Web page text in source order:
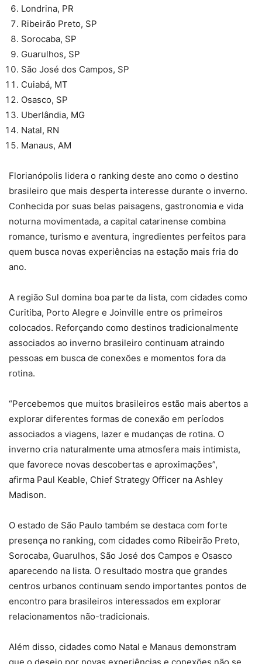
Londrina, PR
Ribeirão Preto, SP
Sorocaba, SP
Guarulhos, SP
São José dos Campos, SP
Cuiabá, MT
Osasco, SP
Uberlândia, MG
Natal, RN
Manaus, AM
Florianópolis lidera o ranking deste ano como o destino
brasileiro que mais desperta interesse durante o inverno.
Conhecida por suas belas paisagens, gastronomia e vida
noturna movimentada, a capital catarinense combina
romance, turismo e aventura, ingredientes perfeitos para
quem busca novas experiências na estação mais fria do
ano.
A região Sul domina boa parte da lista, com cidades como
Curitiba, Porto Alegre e Joinville entre os primeiros
colocados. Reforçando como destinos tradicionalmente
associados ao inverno brasileiro continuam atraindo
pessoas em busca de conexões e momentos fora da
rotina.
“Percebemos que muitos brasileiros estão mais abertos a
explorar diferentes formas de conexão em períodos
associados a viagens, lazer e mudanças de rotina. O
inverno cria naturalmente uma atmosfera mais intimista,
que favorece novas descobertas e aproximações”,
afirma Paul Keable, Chief Strategy Officer na Ashley
Madison.
O estado de São Paulo também se destaca com forte
presença no ranking, com cidades como Ribeirão Preto,
Sorocaba, Guarulhos, São José dos Campos e Osasco
aparecendo na lista. O resultado mostra que grandes
centros urbanos continuam sendo importantes pontos de
encontro para brasileiros interessados em explorar
relacionamentos não-tradicionais.
Além disso, cidades como Natal e Manaus demonstram